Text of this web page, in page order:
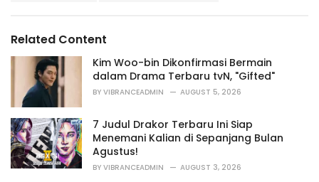
i
e
s
Related Content
Kim Woo-bin Dikonfirmasi Bermain
dalam Drama Terbaru tvN, "Gifted"
BY VIBRANCEADMIN AUGUST 5, 2026
7 Judul Drakor Terbaru Ini Siap
Menemani Kalian di Sepanjang Bulan
Agustus!
BY VIBRANCEADMIN AUGUST 3, 2026